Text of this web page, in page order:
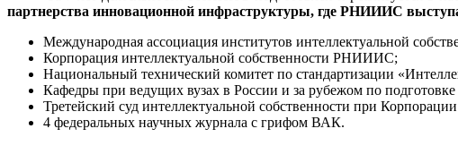
партнерства инновационной инфраструктуры, где РНИИИС
Международная ассоциация институтов интеллектуальной
Корпорация интеллектуальной собственности РНИИИС;
Национальный технический комитет по стандартизации
Кафедры при ведущих вузах в России и за рубежом по
Третейский суд интеллектуальной собственности при
4 федеральных научных журнала с грифом ВАК.